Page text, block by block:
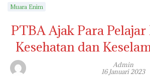
Muara Enim
PTBA Ajak Para
Kesehatan dan
Admin
16 Januari 2023